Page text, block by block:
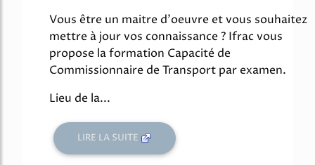
Vous être un maitre d'oeuvre et vous souhaitez
mettre à jour vos connaissance ? Ifrac vous
propose la formation Capacité de
Commissionnaire de Transport par examen.
Lieu de la...
LIRE LA SUITE